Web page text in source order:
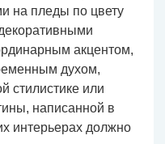
на пледы по цвету
акцентом,
духом,
стилистике или
написанной в
интерьерах должно